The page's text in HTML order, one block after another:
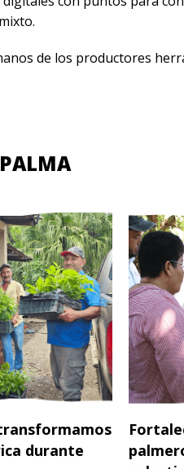
de los productores
durante